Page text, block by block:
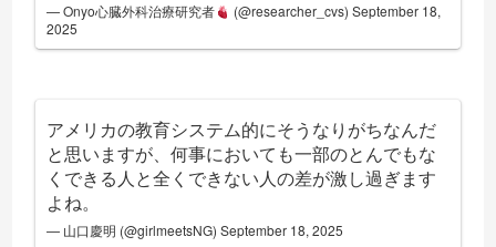
— Onyo心臓外科治療研究者 (@researcher_cvs) September 18,
2025
アメリカの教育システム的にそうなりがちなんだ
と思いますが、何事においても一部のとんでもな
くできる人と全くできない人の差が激し過ぎます
よね。
— 山口慶明 (@girlmeetsNG)September 18, 2025